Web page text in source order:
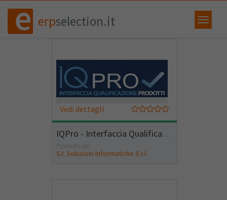
erpselection.it
Vedi dettagli
IQPro - Interfaccia Qualificazione Prodotti
Prodotto da:
S.I. Soluzioni Informatiche S.r.l.